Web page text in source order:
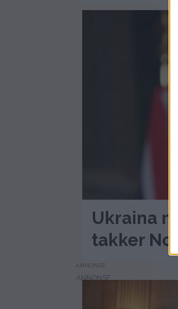
Ukraina
takker
ANNONSE